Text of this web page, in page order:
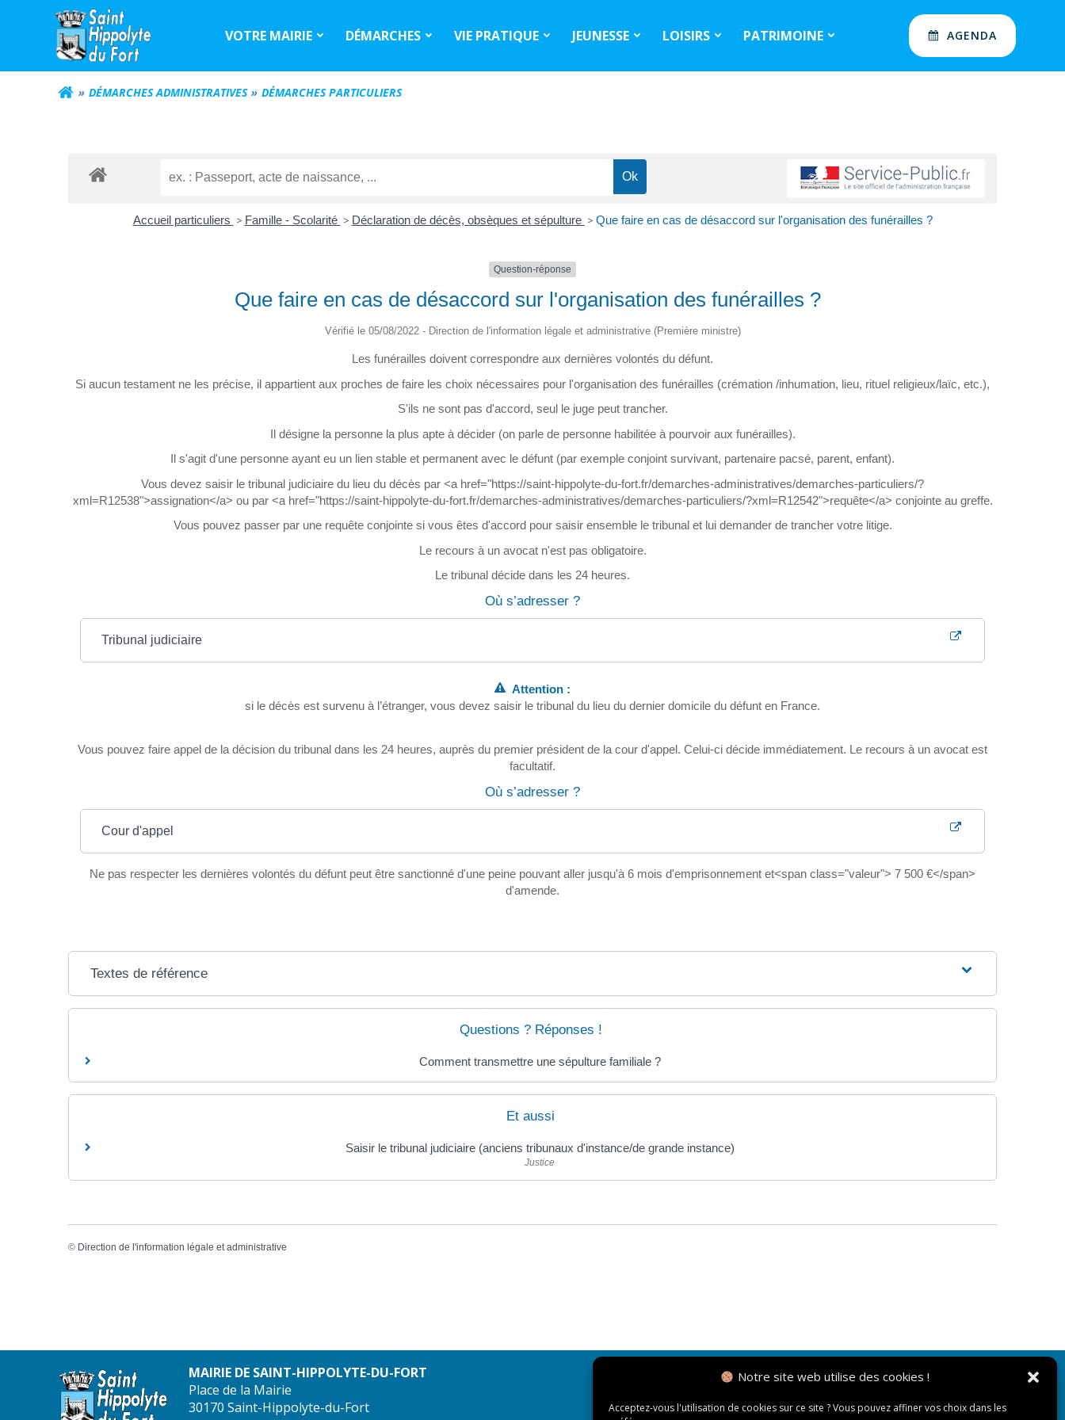
Notre site web utilise des cookies !
Acceptez-vous l'utilisation de cookies sur ce site ? Vous pouvez affiner vos choix dans les
VOTRE MAIRIE DÉMARCHES VIE PRATIQUE JEUNESSE LOISIRS PATRIMOINE AGENDA
DÉMARCHES ADMINISTRATIVES DÉMARCHES PARTICULIERS
Accueil particuliers > Famille - Scolarité > Déclaration de décès, obsèques et sépulture > Que faire en cas de désaccord sur l'organisation des funérailles ?
Question-réponse
Que faire en cas de désaccord sur l'organisation des funérailles ?
Vérifié le 05/08/2022 - Direction de l'information légale et administrative (Première ministre)
Les funérailles doivent correspondre aux dernières volontés du défunt.
Si aucun testament ne les précise, il appartient aux proches de faire les choix nécessaires pour l'organisation des funérailles (crémation /inhumation, lieu, rituel religieux/laïc, etc.),
S'ils ne sont pas d'accord, seul le juge peut trancher.
Il désigne la personne la plus apte à décider (on parle de personne habilitée à pourvoir aux funérailles).
Il s'agit d'une personne ayant eu un lien stable et permanent avec le défunt (par exemple conjoint survivant, partenaire pacsé, parent, enfant).
Vous devez saisir le tribunal judiciaire du lieu du décès par <a href="https://saint-hippolyte-du-fort.fr/demarches-administratives/demarches-particuliers/?
xml=R12538">assignation</a> ou par <a href="https://saint-hippolyte-du-fort.fr/demarches-administratives/demarches-particuliers/?xml=R12542">requête</a> conjointe au greffe.
Vous pouvez passer par une requête conjointe si vous êtes d'accord pour saisir ensemble le tribunal et lui demander de trancher votre litige.
Le recours à un avocat n'est pas obligatoire.
Le tribunal décide dans les 24 heures.
Où s’adresser ?
Tribunal judiciaire
Attention :
si le décès est survenu à l’étranger, vous devez saisir le tribunal du lieu du dernier domicile du défunt en France.
Vous pouvez faire appel de la décision du tribunal dans les 24 heures, auprès du premier président de la cour d'appel. Celui-ci décide immédiatement. Le recours à un avocat est
facultatif.
Où s’adresser ?
Cour d'appel
Ne pas respecter les dernières volontés du défunt peut être sanctionné d'une peine pouvant aller jusqu'à 6 mois d'emprisonnement et<span class="valeur"> 7 500 €</span>
d'amende.
Textes de référence
Questions ? Réponses !
Comment transmettre une sépulture familiale ?
Et aussi
Saisir le tribunal judiciaire (anciens tribunaux d'instance/de grande instance)
Justice
© Direction de l'information légale et administrative
MAIRIE DE SAINT-HIPPOLYTE-DU-FORT
Place de la Mairie
30170 Saint-Hippolyte-du-Fort
NOUS CONTACTER